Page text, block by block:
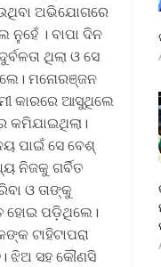
ଅଭିଯୋଗରେ
। ବାପା ଦିନ
ଥିଲା ଓ ସେ
ମନୋରଞ୍ଜନ
କାରରେ ଆସୁଥିଲେ
କମିଯାଇଥିଲା।
ପାଇଁ ସେ ବେଶ୍
ନିଜକୁ ଗର୍ବିତ
ଓ ତାଙ୍କୁ
ହୋଇ ପଡ଼ିଥିଲେ।
ଟାହିଟାପରା
ଝିଅ ସହ କୌଣସି